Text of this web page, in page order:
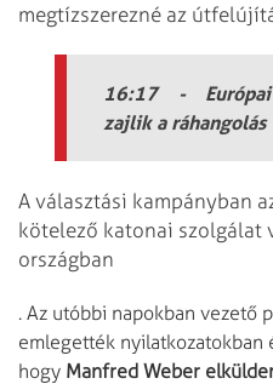
megtízszerezné az
16:17 - Európai
zajlik a ráhangolás
A választási kampányban
kötelező katonai szolgálat
országban
. Az utóbbi napokban vezető
emlegették nyilatkozatokban
hogy Manfred Weber